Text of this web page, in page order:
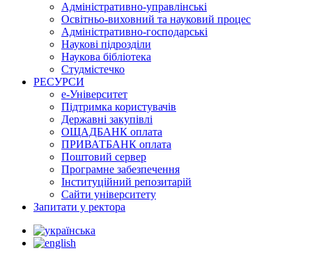
Адміністративно-управлінські
Освітньо-виховний та науковий процес
Адміністративно-господарські
Наукові підрозділи
Наукова бібліотека
Студмістечко
РЕСУРСИ
е-Університет
Підтримка користувачів
Державні закупівлі
ОЩАДБАНК оплата
ПРИВАТБАНК оплата
Поштовий сервер
Програмне забезпечення
Інституційний репозитарій
Сайти університету
Запитати у ректора